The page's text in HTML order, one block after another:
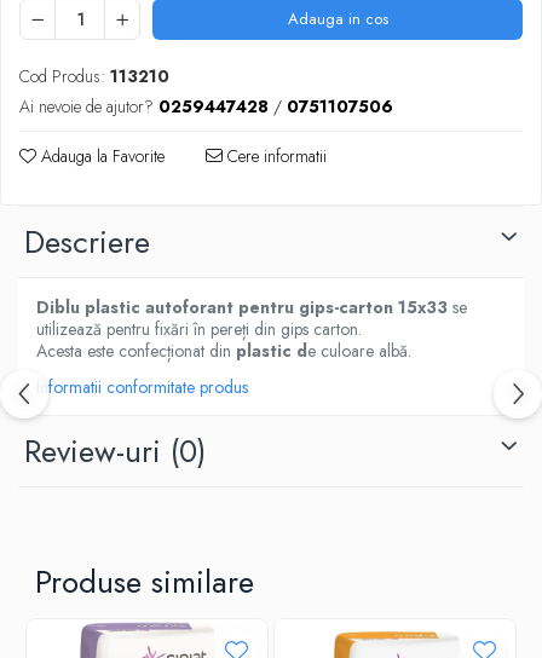
Hidroizolații fundație
Hidroizolații acoperiș
Polistiren expandat
Adezivi termoizolații
Finisaje
Sisteme gips carton
Plăci gips-carton
Profile gips carton
Benzi gips-carton
Gleturi și tencuieli
Vopsele lavabile
Finisaje exterioare
Adauga in cos
Cod Produs: 113210
Ai nevoie de ajutor? 0259447428 / 0751107506
Adauga la Favorite Cere informatii
Descriere
Diblu plastic autoforant pentru gips-carton 15x33 se
utilizează pentru fixări în pereți din gips carton.
Acesta este confecționat din plastic de culoare albă.
Informatii conformitate produs
Review-uri (0)
Produse similare